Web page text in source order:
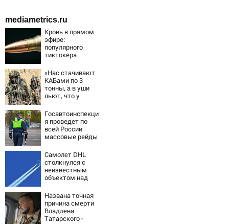
mediametrics.ru
Кровь в прямом
эфире:
популярного
тиктокера
ресторана
«Нас стачивают
КАБами по 3
тонны, а в уши
льют, что у
резервов»
Госавтоинспекци
я проведет по
всей России
массовые рейды
Самолет DHL
столкнулся с
неизвестным
объектом над
Новости на
Вести.ru
Названа точная
причина смерти
Владлена
Татарского -